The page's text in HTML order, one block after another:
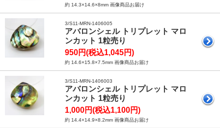
約 14.3×14.6×8mm 画像商品お届け
3/S11-MRN-1406005
アバロンシェル トリプレット マロ
ンカット 1粒売り
950円(税込1,045円)
約 14.6×15.8×7.5mm 画像商品お届け
3/S11-MRN-1406003
アバロンシェル トリプレット マロ
ンカット 1粒売り
1,000円(税込1,100円)
約 14.4×14.9×8.2mm 画像商品お届け